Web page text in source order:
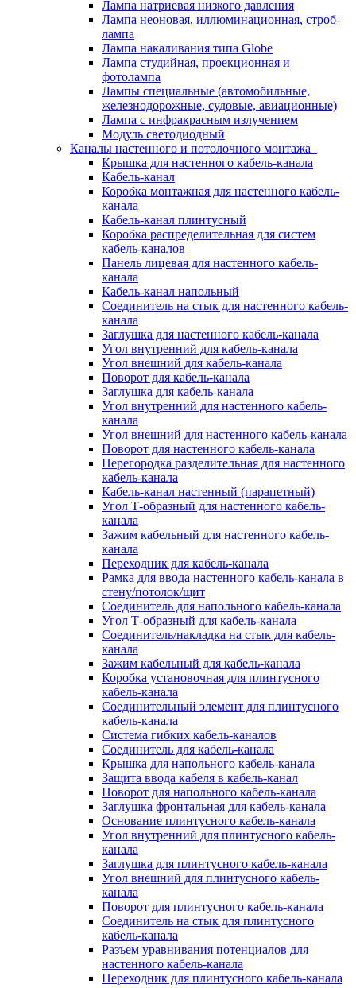
Лампа натриевая низкого давления
Лампа неоновая, иллюминационная, строб-
лампа
Лампа накаливания типа Globe
Лампа студийная, проекционная и
фотолампа
Лампы специальные (автомобильные,
железнодорожные, судовые, авиационные)
Лампа с инфракрасным излучением
Модуль светодиодный
Каналы настенного и потолочного монтажа
Крышка для настенного кабель-канала
Кабель-канал
Коробка монтажная для настенного кабель-
канала
Кабель-канал плинтусный
Коробка распределительная для систем
кабель-каналов
Панель лицевая для настенного кабель-
канала
Кабель-канал напольный
Соединитель на стык для настенного кабель-
канала
Заглушка для настенного кабель-канала
Угол внутренний для кабель-канала
Угол внешний для кабель-канала
Поворот для кабель-канала
Заглушка для кабель-канала
Угол внутренний для настенного кабель-
канала
Угол внешний для настенного кабель-канала
Поворот для настенного кабель-канала
Перегородка разделительная для настенного
кабель-канала
Кабель-канал настенный (парапетный)
Угол Т-образный для настенного кабель-
канала
Зажим кабельный для настенного кабель-
канала
Переходник для кабель-канала
Рамка для ввода настенного кабель-канала в
стену/потолок/щит
Соединитель для напольного кабель-канала
Угол Т-образный для кабель-канала
Соединитель/накладка на стык для кабель-
канала
Зажим кабельный для кабель-канала
Коробка установочная для плинтусного
кабель-канала
Соединительный элемент для плинтусного
кабель-канала
Система гибких кабель-каналов
Соединитель для кабель-канала
Крышка для напольного кабель-канала
Защита ввода кабеля в кабель-канал
Поворот для напольного кабель-канала
Заглушка фронтальная для кабель-канала
Основание плинтусного кабель-канала
Угол внутренний для плинтусного кабель-
канала
Заглушка для плинтусного кабель-канала
Угол внешний для плинтусного кабель-
канала
Поворот для плинтусного кабель-канала
Соединитель на стык для плинтусного
кабель-канала
Разъем уравнивания потенциалов для
настенного кабель-канала
Переходник для плинтусного кабель-канала